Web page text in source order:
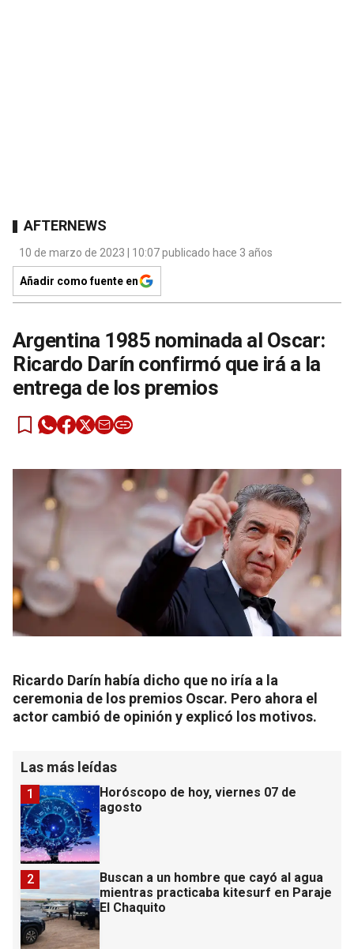
AFTERNEWS
10 de marzo de 2023 | 10:07 publicado hace 3 años
Añadir como fuente en
Argentina 1985 nominada al Oscar:
Ricardo Darín confirmó que irá a la
entrega de los premios
Ricardo Darín había dicho que no iría a la
ceremonia de los premios Oscar. Pero ahora el
actor cambió de opinión y explicó los motivos.
Las más leídas
Horóscopo de hoy, viernes 07 de
agosto
1
Buscan a un hombre que cayó al agua
mientras practicaba kitesurf en Paraje
El Chaquito
2